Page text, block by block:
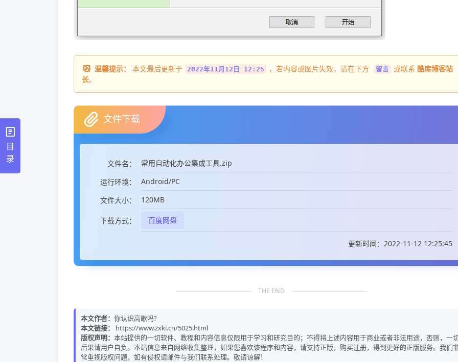
温馨提示： 本文最后更新于 2022年11月12日 12:25 ，若内容或图片失效，请在下方 留言 或联系 酷库博客站
长。
文件下载
文件名：
常用自动化办公集成工具.zip
运行环境：
Android/PC
文件大小：
120MB
下载方式： 百度网盘
更新时间：2022-11-12 12:25:45
THE END
本文作者： 你认识高歌吗?
本文链接：
https://www.zxki.cn/5025.html
版权声明： 本站提供的一切软件、教程和内容信息仅限用于学习和研究目的；不得将上述内容用于商业或者非法用途，否则，一
后果请用户自负。本站信息来自网络收集整理，如果您喜欢该程序和内容，请支持正版，购买注册，得到更好的正版服务。我们
常重视版权问题，如有侵权请邮件与我们联系处理。敬请谅解！
目
录